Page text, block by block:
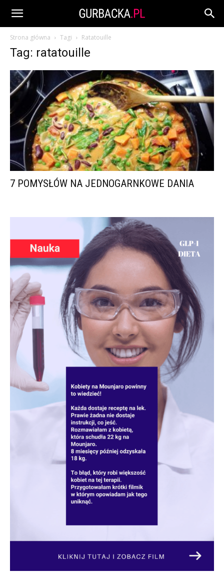
Strona główna Tagi Ratatouille
Tag: ratatouille
7 POMYSŁÓW NA JEDNOGARNKOWE DANIA